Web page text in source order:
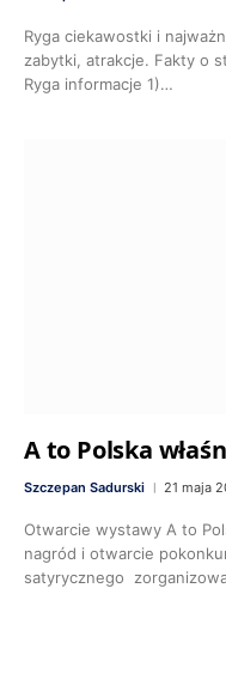
Ryga ciekawostki i
zabytki, atrakcje. Fakty o
Ryga informacje 1)…
A to Polska
Szczepan Sadurski 21 maja
Otwarcie wystawy A to
nagród i otwarcie
satyrycznego